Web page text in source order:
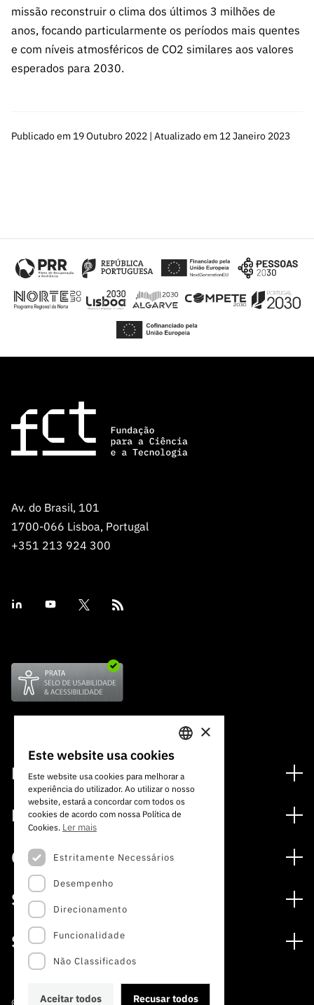
missão reconstruir o clima dos últimos 3 milhões de
anos, focando particularmente os períodos mais quentes
e com níveis atmosféricos de CO2 similares aos valores
esperados para 2030.
Publicado em 19 Outubro 2022 | Atualizado em 12 Janeiro 2023
Av. do Brasil, 101
1700-066 Lisboa, Portugal
+351 213 924 300
Financiamento
Programas de Financiamento
Internacional
Prémios
Media
Notas de Imprensa
Subscrever Newsletter
Subscrever Direct Mail de Concursos
Agenda
Publicações
Concursos
Concursos Abertos
Concursos Previstos
Concursos Fechados
Calendarização FCT 2026
Serviços
Serviços digitais: Tecnologia para o Conhecimento
Arquivo, Documentação e Informação
Acesso a dados estatísticos para fins científicos –
Sobre
A FCT
Estudos e Planeamento Estratégico
PORTUGUESE
ENGLISH
×
Este website usa cookies
Este website usa cookies para melhorar a
experiência do utilizador. Ao utilizar o nosso
website, estará a concordar com todos os
cookies de acordo com nossa Política de
Cookies. Ler mais
Estritamente Necessários
Desempenho
Direcionamento
Funcionalidade
Não Classificados
Aceitar todos Recusar todos